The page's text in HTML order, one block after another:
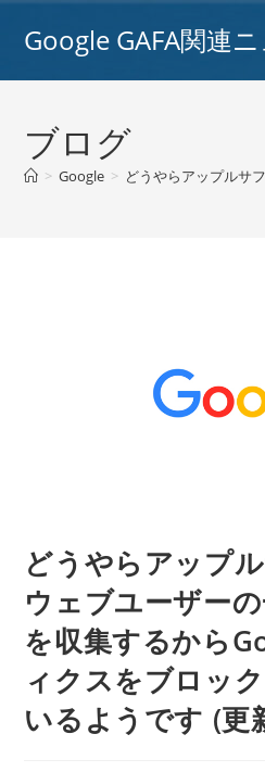
Google GAFA関連
ブログ
> Google > どうやらアップルサ
どうやらアップル
ウェブユーザー
を収集するから
ィクスをブロッ
いるようです (更